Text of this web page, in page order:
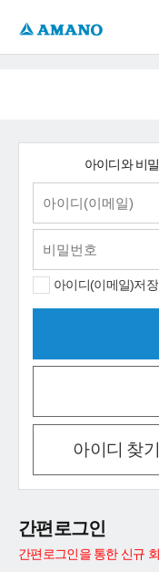
아이디와 비
아이디(이메일)저장
아이디 찾기
간편로그인
간편로그인을 통한 신규